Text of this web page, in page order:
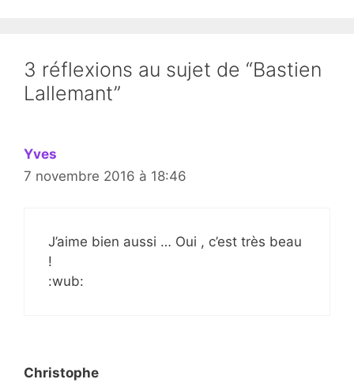
3 réflexions au sujet de “Bastien
Lallemant”
Yves
7 novembre 2016 à 18:46
J’aime bien aussi … Oui , c’est très beau
!
:wub:
Christophe